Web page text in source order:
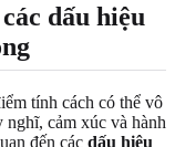
dấu hiệu
tính cách có thể vô
cảm xúc và hành
đến các dấu hiệu